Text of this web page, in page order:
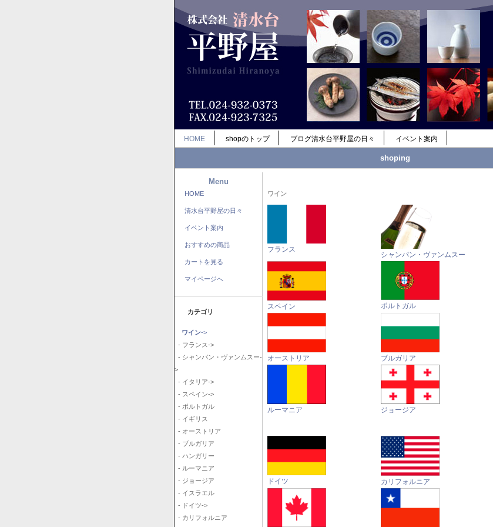
HOME shopのトップ ブログ清水台平野屋の日々 イベント案内
shoping
Menu
HOME
清水台平野屋の日々
イベント案内
おすすめの商品
カートを見る
マイページへ
カテゴリ
ワイン->
- フランス->
- シャンパン・ヴァンムスー-
>
- イタリア->
- スペイン->
- ポルトガル
- イギリス
- オーストリア
- ブルガリア
- ハンガリー
- ルーマニア
- ジョージア
- イスラエル
- ドイツ->
- カリフォルニア
ワイン
フランス
シャンパン・ヴァンムスー
スペイン ポルトガル
オーストリア ブルガリア
ルーマニア ジョージア
ドイツ カリフォルニア